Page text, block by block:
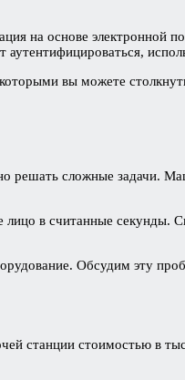
на основе электронной
вы можете
решать сложные задачи.
в считанные секунды.
Обсудим эту
станции стоимостью в